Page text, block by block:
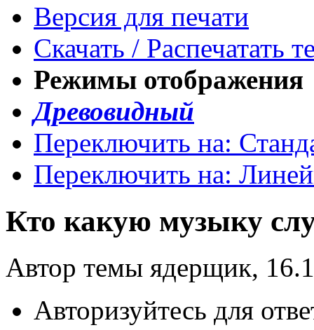
Версия для печати
Скачать / Распечатать
Режимы отображения
Древовидный
Переключить на:
Переключить на:
Кто какую музыку
Автор темы ядерщик,
Авторизуйтесь для